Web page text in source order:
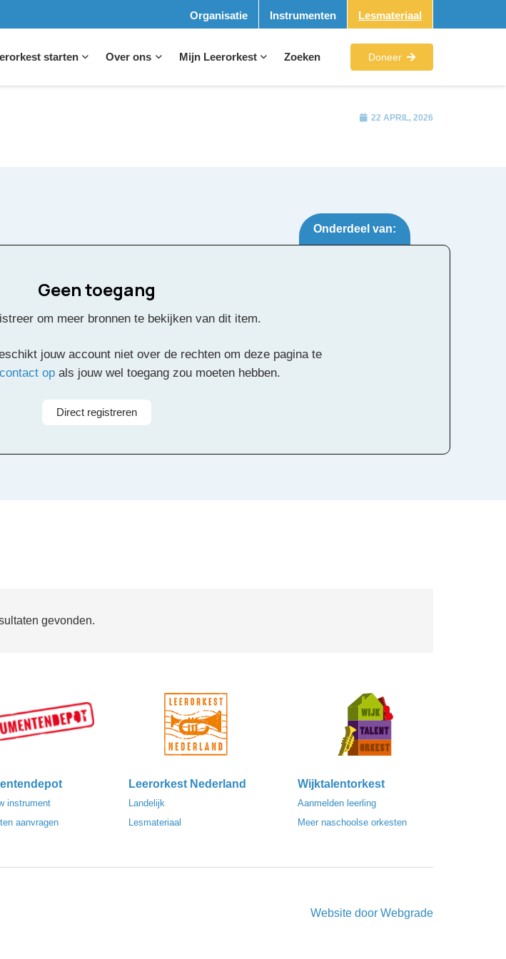
Organisatie Instrumenten Lesmateriaal
starten Over ons Mijn Leerorkest Zoeken Doneer
22 APRIL, 2026
Onderdeel van:
Geen toegang
om meer bronnen te bekijken van dit item.
jouw account niet over de rechten om deze pagina te
op als jouw wel toegang zou moeten hebben.
Direct registreren
gevonden.
instrument
aanvragen
Leerorkest Nederland
Landelijk
Lesmateriaal
Wijktalentorkest
Aanmelden leerling
Meer naschoolse orkesten
Website door Webgrade